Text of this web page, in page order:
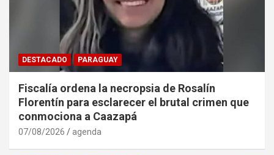
DESTACADO PARAGUAY
Fiscalía ordena la necropsia de Rosalín
Florentín para esclarecer el brutal crimen que
conmociona a Caazapá
07/08/2026 agenda